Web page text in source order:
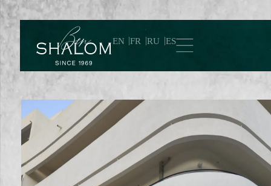
ES
RU
FR
EN